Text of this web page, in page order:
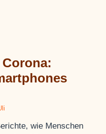
wie Menschen